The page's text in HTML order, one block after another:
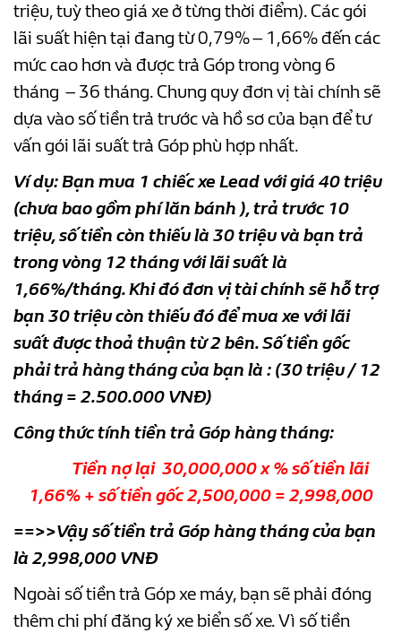
triệu, tuỳ theo giá xe ở từng thời điểm). Các gói
lãi suất hiện tại đang từ 0,79% – 1,66% đến các
mức cao hơn và được trả Góp trong vòng 6
tháng – 36 tháng. Chung quy đơn vị tài chính sẽ
dựa vào số tiền trả trước và hồ sơ của bạn để tư
vấn gói lãi suất trả Góp phù hợp nhất.
Ví dụ: Bạn mua 1 chiếc xe Lead với giá 40 triệu
(chưa bao gồm phí lăn bánh ), trả trước 10
triệu, số tiền còn thiếu là 30 triệu và bạn trả
trong vòng 12 tháng với lãi suất là
1,66%/tháng. Khi đó đơn vị tài chính sẽ hỗ trợ
bạn 30 triệu còn thiếu đó để mua xe với lãi
suất được thoả thuận từ 2 bên. Số tiền gốc
phải trả hàng tháng của bạn là : (30 triệu / 12
tháng = 2.500.000 VNĐ)
Công thức tính tiền trả Góp hàng tháng:
Tiền nợ lại 30,000,000 x % số tiền lãi
1,66% + số tiền gốc 2,500,000 = 2,998,000
==>>Vậy số tiền trả Góp hàng tháng của bạn
là 2,998,000 VNĐ
Ngoài số tiền trả Góp xe máy, bạn sẽ phải đóng
thêm chi phí đăng ký xe biển số xe. Vì số tiền